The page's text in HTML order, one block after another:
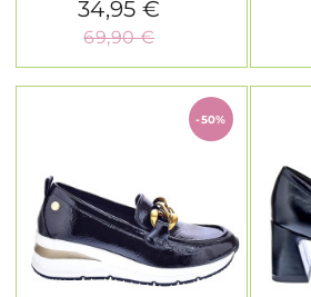
34,95 €
69,90 €
-50%